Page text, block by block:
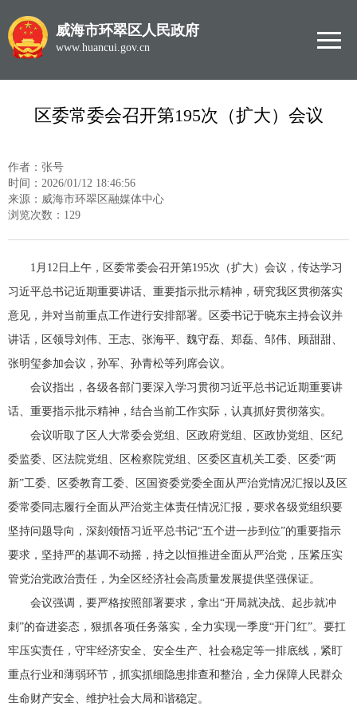
威海市环翠区人民政府
www.huancui.gov.cn
区委常委会召开第195次（扩大）会议
作者：张号
时间：2026/01/12 18:46:56
来源：威海市环翠区融媒体中心
浏览次数： 129
1月12日上午，区委常委会召开第195次（扩大）会议，传达学习
习近平总书记近期重要讲话、重要指示批示精神，研究我区贯彻落实
意见，并对当前重点工作进行安排部署。区委书记于晓东主持会议并
讲话，区领导刘伟、王志、张海平、魏守磊、郑磊、邹伟、顾甜甜、
张明玺参加会议，孙军、孙青松等列席会议。
会议指出，各级各部门要深入学习贯彻习近平总书记近期重要讲
话、重要指示批示精神，结合当前工作实际，认真抓好贯彻落实。
会议听取了区人大常委会党组、区政府党组、区政协党组、区纪
委监委、区法院党组、区检察院党组、区委区直机关工委、区委“两
新”工委、区委教育工委、区国资委党委全面从严治党情况汇报以及区
委常委同志履行全面从严治党主体责任情况汇报，要求各级党组织要
坚持问题导向，深刻领悟习近平总书记“五个进一步到位”的重要指示
要求，坚持严的基调不动摇，持之以恒推进全面从严治党，压紧压实
管党治党政治责任，为全区经济社会高质量发展提供坚强保证。
会议强调，要严格按照部署要求，拿出“开局就决战、起步就冲
刺”的奋进姿态，狠抓各项任务落实，全力实现一季度“开门红”。要扛
牢压实责任，守牢经济安全、安全生产、社会稳定等一排底线，紧盯
重点行业和薄弱环节，抓实抓细隐患排查和整治，全力保障人民群众
生命财产安全、维护社会大局和谐稳定。